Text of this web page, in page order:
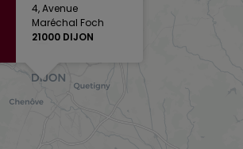
4, Avenue
Maréchal Foch
21000 DIJON